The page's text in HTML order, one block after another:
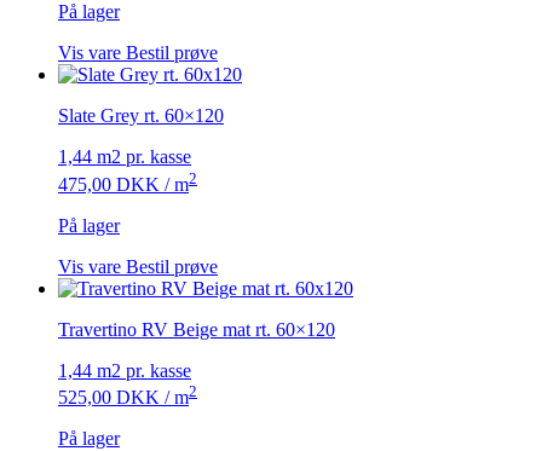
På lager
Vis vare Bestil prøve
Slate Grey rt. 60×120
1,44 m2 pr. kasse
475,00 DKK / m2
På lager
Vis vare Bestil prøve
Travertino RV Beige mat rt. 60×120
1,44 m2 pr. kasse
525,00 DKK / m2
På lager